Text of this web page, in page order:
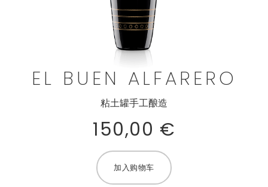
EL BUEN ALFARERO
粘土罐手工酿造
150,00 €
加入购物车